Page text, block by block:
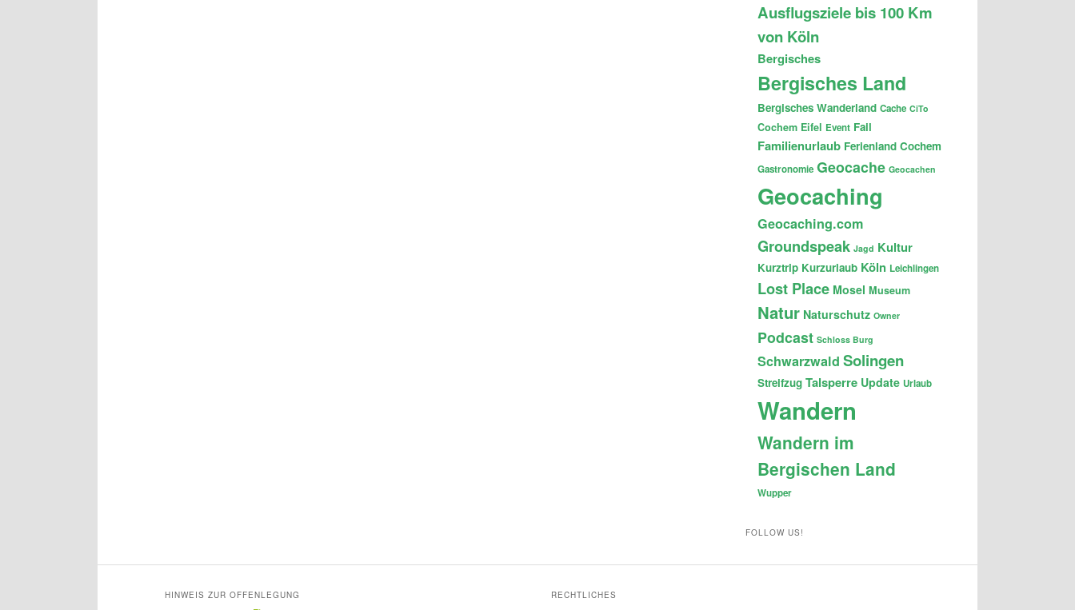
Ausflugsziele bis 100 Km
von Köln
Bergisches
Bergisches Land
Bergisches Wanderland Cache CiTo
Cochem Eifel Event Fail
Familienurlaub Ferienland Cochem
Gastronomie Geocache Geocachen
Geocaching
Geocaching.com
Groundspeak Jagd Kultur
Kurztrip Kurzurlaub Köln Leichlingen
Lost Place Mosel Museum
Natur Naturschutz Owner
Podcast Schloss Burg
Schwarzwald Solingen
Streifzug Talsperre Update Urlaub
Wandern
Wandern im
Bergischen Land
Wupper
FOLLOW US!
HINWEIS ZUR OFFENLEGUNG RECHTLICHES